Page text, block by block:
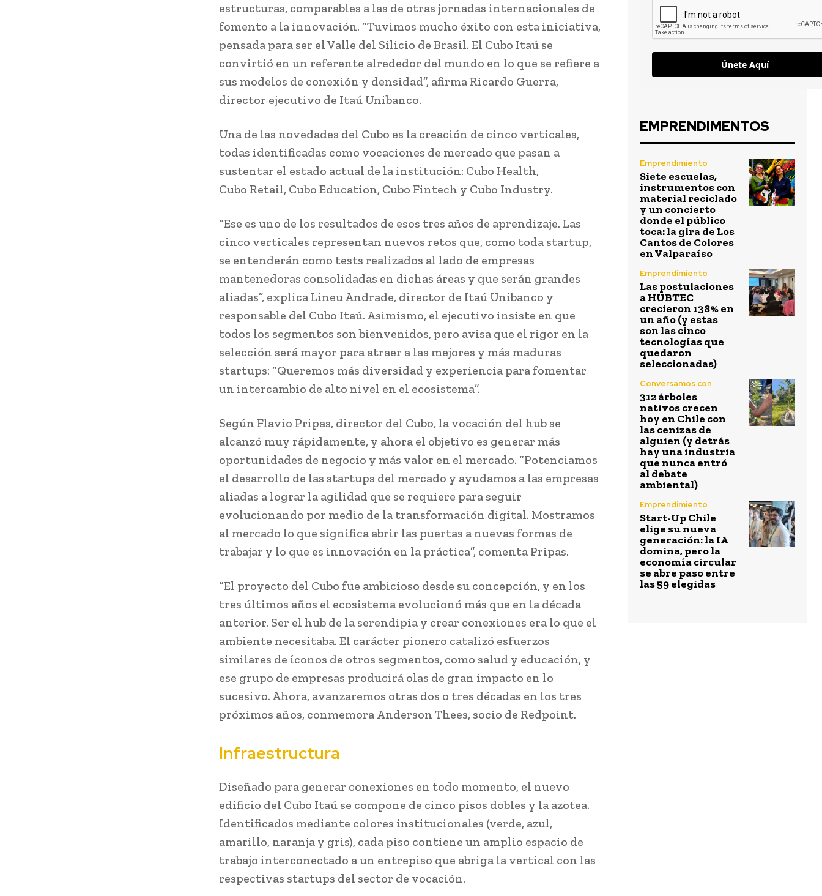
estructuras, comparables a las de otras jornadas internacionales de
fomento a la innovación. “Tuvimos mucho éxito con esta iniciativa,
pensada para ser el Valle del Silicio de Brasil. El Cubo Itaú se
convirtió en un referente alrededor del mundo en lo que se refiere a
sus modelos de conexión y densidad”, afirma Ricardo Guerra,
director ejecutivo de Itaú Unibanco.
Una de las novedades del Cubo es la creación de cinco verticales,
todas identificadas como vocaciones de mercado que pasan a
sustentar el estado actual de la institución: Cubo Health,
Cubo Retail, Cubo Education, Cubo Fintech y Cubo Industry.
“Ese es uno de los resultados de esos tres años de aprendizaje. Las
cinco verticales representan nuevos retos que, como toda startup,
se entenderán como tests realizados al lado de empresas
mantenedoras consolidadas en dichas áreas y que serán grandes
aliadas”, explica Lineu Andrade, director de Itaú Unibanco y
responsable del Cubo Itaú. Asimismo, el ejecutivo insiste en que
todos los segmentos son bienvenidos, pero avisa que el rigor en la
selección será mayor para atraer a las mejores y más maduras
startups: “Queremos más diversidad y experiencia para fomentar
un intercambio de alto nivel en el ecosistema”.
Según Flavio Pripas, director del Cubo, la vocación del hub se
alcanzó muy rápidamente, y ahora el objetivo es generar más
oportunidades de negocio y más valor en el mercado. “Potenciamos
el desarrollo de las startups del mercado y ayudamos a las empresas
aliadas a lograr la agilidad que se requiere para seguir
evolucionando por medio de la transformación digital. Mostramos
al mercado lo que significa abrir las puertas a nuevas formas de
trabajar y lo que es innovación en la práctica”, comenta Pripas.
“El proyecto del Cubo fue ambicioso desde su concepción, y en los
tres últimos años el ecosistema evolucionó más que en la década
anterior. Ser el hub de la serendipia y crear conexiones era lo que el
ambiente necesitaba. El carácter pionero catalizó esfuerzos
similares de íconos de otros segmentos, como salud y educación, y
ese grupo de empresas producirá olas de gran impacto en lo
sucesivo. Ahora, avanzaremos otras dos o tres décadas en los tres
próximos años, conmemora Anderson Thees, socio de Redpoint.
Infraestructura
Diseñado para generar conexiones en todo momento, el nuevo
edificio del Cubo Itaú se compone de cinco pisos dobles y la azotea.
Identificados mediante colores institucionales (verde, azul,
amarillo, naranja y gris), cada piso contiene un amplio espacio de
trabajo interconectado a un entrepiso que abriga la vertical con las
respectivas startups del sector de vocación.
Únete Aquí
EMPRENDIMENTOS
Emprendimiento
Siete escuelas,
instrumentos con
material reciclado
y un concierto
donde el público
toca: la gira de Los
Cantos de Colores
en Valparaíso
Emprendimiento
Las postulaciones
a HUBTEC
crecieron 138% en
un año (y estas
son las cinco
tecnologías que
quedaron
seleccionadas)
Conversamos con
312 árboles
nativos crecen
hoy en Chile con
las cenizas de
alguien (y detrás
hay una industria
que nunca entró
al debate
ambiental)
Emprendimiento
Start-Up Chile
elige su nueva
generación: la IA
domina, pero la
economía circular
se abre paso entre
las 59 elegidas